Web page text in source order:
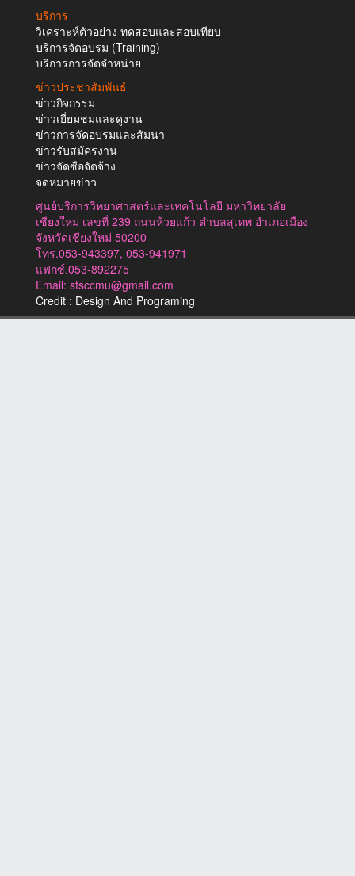
บริการ
วิเคราะห์ตัวอย่าง ทดสอบและสอบเทียบ
บริการจัดอบรม (Training)
บริการการจัดจำหน่าย
ข่าวประชาสัมพันธ์
ข่าวกิจกรรม
ข่าวเยี่ยมชมและดูงาน
ข่าวการจัดอบรมและสัมนา
ข่าวรับสมัครงาน
ข่าวจัดซือจัดจ้าง
จดหมายข่าว
ศูนย์บริการวิทยาศาสตร์และเทคโนโลยี มหาวิทยาลัย
เชียงใหม่ เลขที่ 239 ถนนห้วยแก้ว ตำบลสุเทพ อำเภอเมือง
จังหวัดเชียงใหม่ 50200
โทร.053-943397, 053-941971
แฟกซ์.053-892275
Email: stsccmu@gmail.com
Credit : Design And Programing